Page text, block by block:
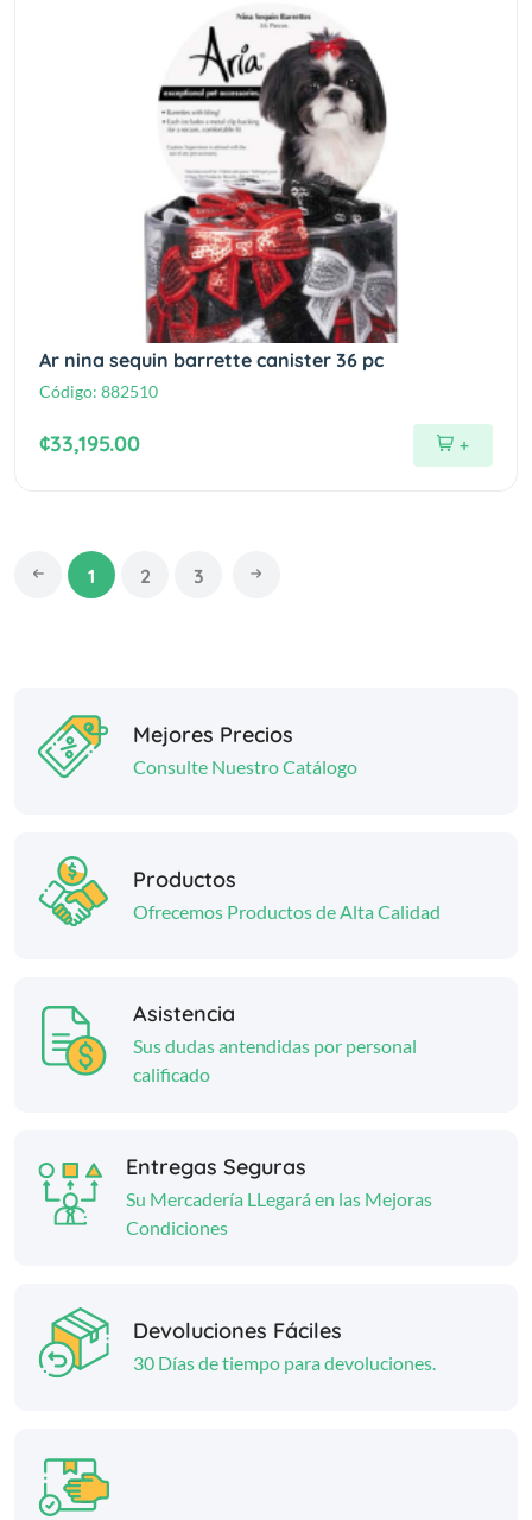
Ar nina sequin barrette canister 36 pc
Código: 882510
¢33,195.00 +
1 2 3
Mejores Precios
Consulte Nuestro Catálogo
Productos
Ofrecemos Productos de Alta Calidad
Asistencia
Sus dudas antendidas por personal
calificado
Entregas Seguras
Su Mercadería LLegará en las Mejoras
Condiciones
Devoluciones Fáciles
30 Días de tiempo para devoluciones.